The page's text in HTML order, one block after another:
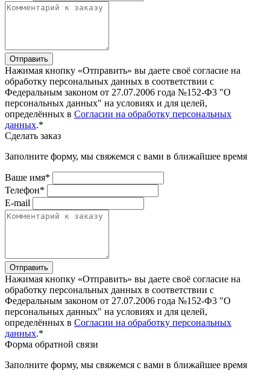
Отправить
Нажимая кнопку «Отправить» вы даете своё согласие на
обработку персональных данных в соответствии с
Федеральным законом от 27.07.2006 года №152-Ф3 "О
персональных данных" на условиях и для целей,
определённых в Согласии на обработку персональных
данных.*
Сделать заказ
Заполните форму, мы свяжемся с вами в ближайшее время
Ваше имя*
Телефон*
E-mail
Отправить
Нажимая кнопку «Отправить» вы даете своё согласие на
обработку персональных данных в соответствии с
Федеральным законом от 27.07.2006 года №152-Ф3 "О
персональных данных" на условиях и для целей,
определённых в Согласии на обработку персональных
данных.*
Форма обратной связи
Заполните форму, мы свяжемся с вами в ближайшее время